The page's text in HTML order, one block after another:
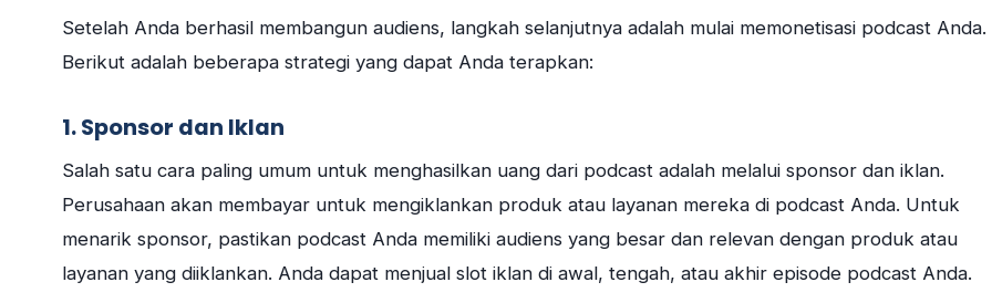
Setelah Anda berhasil membangun audiens, langkah selanjutnya adalah mulai memonetisasi podcast Anda.
Berikut adalah beberapa strategi yang dapat Anda terapkan:
1. Sponsor dan Iklan
Salah satu cara paling umum untuk menghasilkan uang dari podcast adalah melalui sponsor dan iklan.
Perusahaan akan membayar untuk mengiklankan produk atau layanan mereka di podcast Anda. Untuk
menarik sponsor, pastikan podcast Anda memiliki audiens yang besar dan relevan dengan produk atau
layanan yang diiklankan. Anda dapat menjual slot iklan di awal, tengah, atau akhir episode podcast Anda.